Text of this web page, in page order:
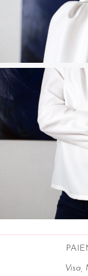
Visa,